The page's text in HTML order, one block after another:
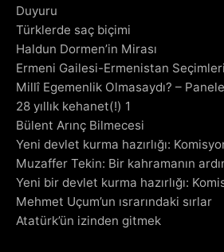
Duyuru
Türklerde saç biçimi
Haldun Dormen’in Mirası
Ermeni Gailesi-Ermenistan Seçimleri
Millî Egemenlik Olmasaydı? –
28 yıllık kehanet(!) 1
Bülent Arınç Bilmecesi
Yeni devlet kurma hazırlığı:
Muzaffer Tekin: Bir kahramanın
Yeni bir devlet kurma hazırlığı:
Mehmet Uçum’un ısrarındaki sırlar
Atatürk’ün izinden gitmek